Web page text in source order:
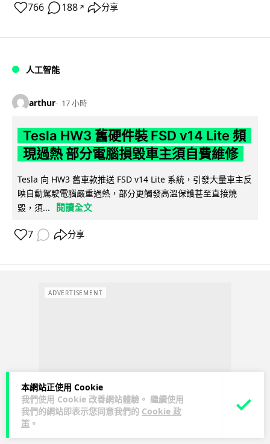
本網站正使用 Cookie
我們使用 Cookie 改善網站體驗。 繼續使用
我們的網站即表示您同意我們的 Cookie 政
策 。
766 188 ↗ 分享
人工智能
arthur 17 小時
Tesla HW3 舊硬件裝 FSD v14 Lite 頻
現過熱 部分電腦損毀車主須自費維修
Tesla 向 HW3 舊車款推送 FSD v14 Lite 系統，引發大量車主反
映自動駕駛電腦嚴重過熱，部分更觸發高溫保護甚至直接燒
毀，須...
閱讀全文
7 分享
ADVERTISEMENT